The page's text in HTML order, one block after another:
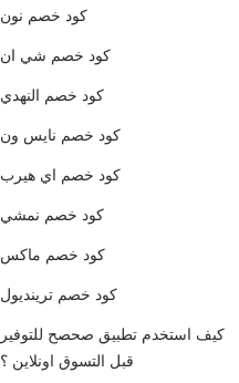
كود خصم نون
كود خصم شي ان
كود خصم النهدي
كود خصم نايس ون
كود خصم اي هيرب
كود خصم نمشي
كود خصم ماكس
كود خصم ترينديول
كيف استخدم تطبيق صحصح للتوفير
قبل التسوق اونلاين ؟